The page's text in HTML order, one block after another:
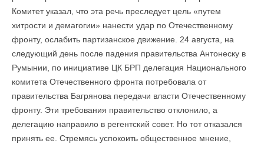
Комитет указал, что эта речь преследует цель «путем
хитрости и демагогии» нанести удар по Отечественному
фронту, ослабить партизанское движение. 24 августа, на
следующий день после падения правительства Антонеску в
Румынии, по инициативе ЦК БРП делегация Национального
комитета Отечественного фронта потребовала от
правительства Багрянова передачи власти Отечественному
фронту. Эти требования правительство отклонило, а
делегацию направило в регентский совет. Но тот отказался
принять ее. Стремясь успокоить общественное мнение,